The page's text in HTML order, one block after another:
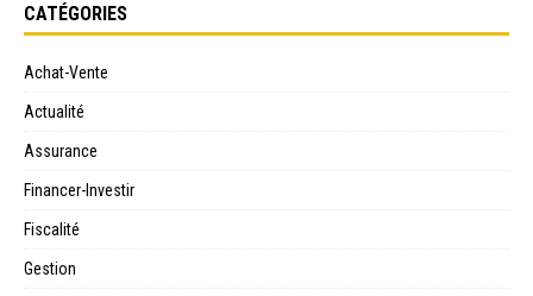
CATÉGORIES
Achat-Vente
Actualité
Assurance
Financer-Investir
Fiscalité
Gestion